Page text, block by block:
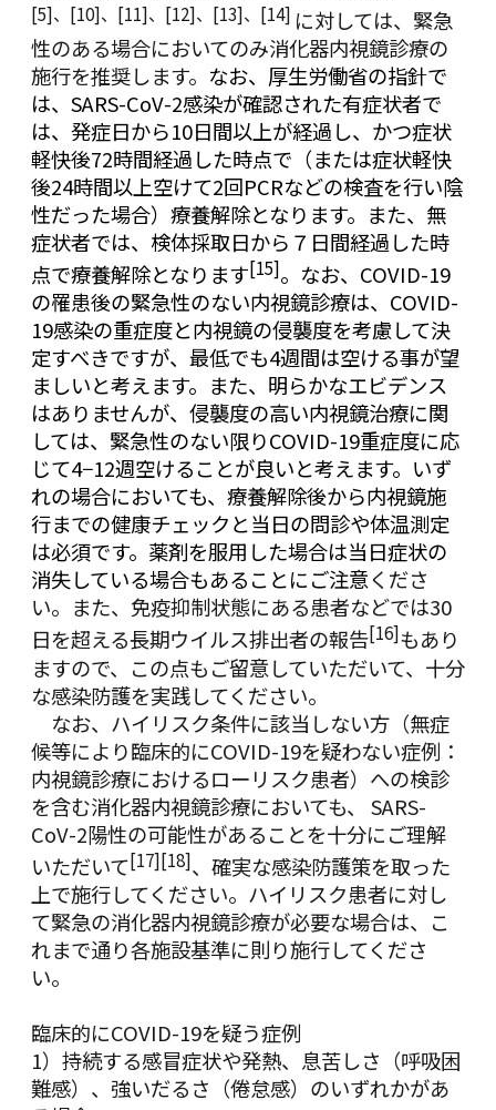
[5]、 [10]、 [11]、 [12]、 [13]、 [14] に対しては、緊急
性のある場合においてのみ消化器内視鏡診療の
施行を推奨します。 なお、厚生労働省の指針で
は、SARS-CoV-2感染が確認された有症状者で
は、発症日から10日間以上が経過し、かつ症状
軽快後72時間経過した時点で（または症状軽快
後24時間以上空けて2回PCRなどの検査を行い陰
性だった場合）療養解除となります。また、無
症状者では、検体採取日から７日間経過した時
点で療養解除となります[15]。なお、COVID-19
の罹患後の緊急性のない内視鏡診療は、COVID-
19感染の重症度と内視鏡の侵襲度を考慮して決
定すべきですが、最低でも4週間は空ける事が望
ましいと考えます。また、明らかなエビデンス
はありませんが、侵襲度の高い内視鏡治療に関
しては、緊急性のない限りCOVID-19重症度に応
じて4−12週空けることが良いと考えます。いず
れの場合においても、療養解除後から内視鏡施
行までの健康チェックと当日の問診や体温測定
は必須です。薬剤を服用した場合は当日症状の
消失している場合もあることにご注意くださ
い。また、免疫抑制状態にある患者などでは30
日を超える長期ウイルス排出者の報告[16]もあり
ますので、この点もご留意していただいて、十分
な感染防護を実践してください。
なお、ハイリスク条件に該当しない方（無症
候等により臨床的にCOVID-19を疑わない症例：
内視鏡診療におけるローリスク患者）への検診
を含む消化器内視鏡診療においても、 SARS-
CoV-2陽性の可能性があることを十分にご理解
いただいて[17][18]、確実な感染防護策を取った
上で施行してください。ハイリスク患者に対し
て緊急の消化器内視鏡診療が必要な場合は、こ
れまで通り各施設基準に則り施行してくださ
い。
臨床的にCOVID-19を疑う症例
1）持続する感冒症状や発熱、息苦しさ（呼吸困
難感）、強いだるさ（倦怠感）のいずれかがあ